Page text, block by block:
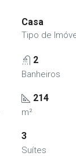
Casa
Tipo de
2
Banheiros
214
m²
3
Suítes